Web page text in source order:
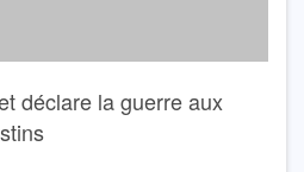
déclare la guerre aux